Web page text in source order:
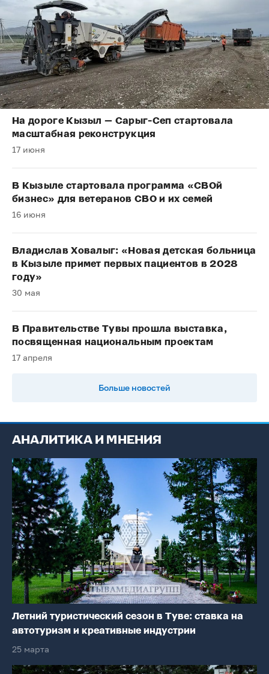
На дороге Кызыл — Сарыг-Сеп стартовала
масштабная реконструкция
17 июня
В Кызыле стартовала программа «СВОй
бизнес» для ветеранов СВО и их семей
16 июня
Владислав Ховалыг: «Новая детская больница
в Кызыле примет первых пациентов в 2028
году»
30 мая
В Правительстве Тувы прошла выставка,
посвященная национальным проектам
17 апреля
Больше новостей
АНАЛИТИКА И МНЕНИЯ
Летний туристический сезон в Туве: ставка на
автотуризм и креативные индустрии
25 марта